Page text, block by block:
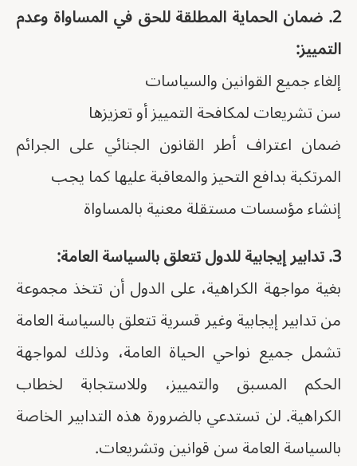
2. ضمان الحماية المطلقة للحق في المساواة وعدم
التمييز:
إلغاء جميع القوانين والسياسات
سن تشريعات لمكافحة التمييز أو تعزيزها
ضمان اعتراف أطر القانون الجنائي على الجرائم
المرتكبة بدافع التحيز والمعاقبة عليها كما يجب
إنشاء مؤسسات مستقلة معنية بالمساواة
3. تدابير إيجابية للدول تتعلق بالسياسة العامة:
بغية مواجهة الكراهية، على الدول أن تتخذ مجموعة
من تدابير إيجابية وغير قسرية تتعلق بالسياسة العامة
تشمل جميع نواحي الحياة العامة، وذلك لمواجهة
الحكم المسبق والتمييز، وللاستجابة لخطاب
الكراهية. لن تستدعي بالضرورة هذه التدابير الخاصة
بالسياسة العامة سن قوانين وتشريعات.